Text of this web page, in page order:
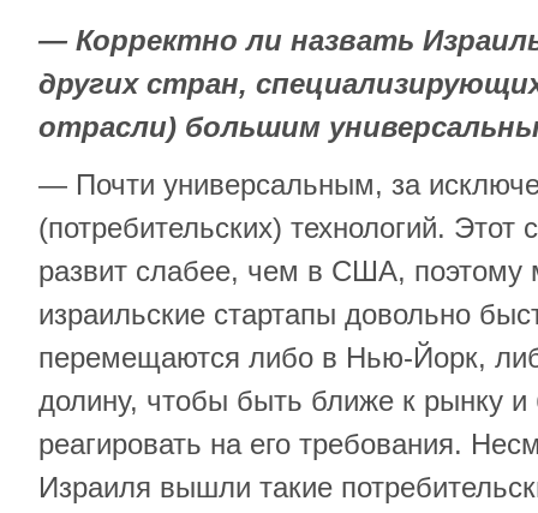
— Корректно ли назвать
других стран,
отрасли) большим
— Почти универсальным, за
(потребительских) технологий. Этот
развит слабее, чем в США, поэтому
израильские стартапы довольно
перемещаются либо в Нью-Йорк,
долину, чтобы быть ближе к рынку и
реагировать на его требования.
Израиля вышли такие